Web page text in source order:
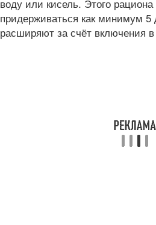
воду или кисель. Этого
придерживаться как минимум
расширяют за счёт включения в